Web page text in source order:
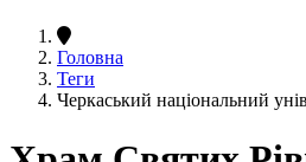
Головна
Теги
Черкаський національний